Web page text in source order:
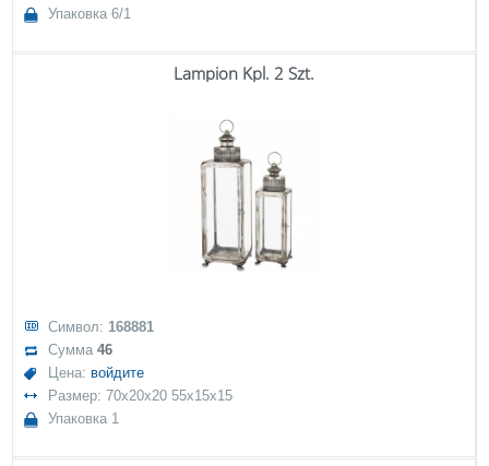
Упаковка 6/1
Lampion Kpl. 2 Szt.
Символ: 168881
Сумма46
Цена: войдите
Размер: 70x20x20 55x15x15
Упаковка 1